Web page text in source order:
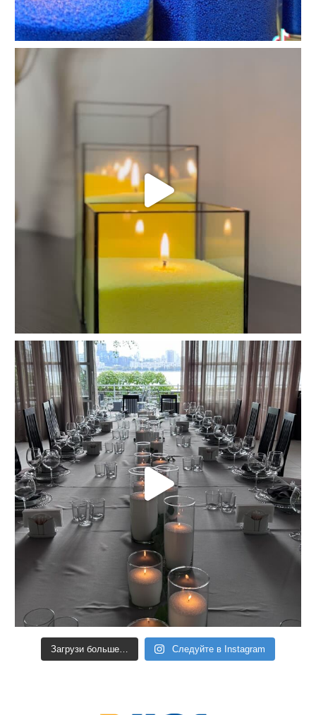
Загрузи больше… Следуйте в Instagram